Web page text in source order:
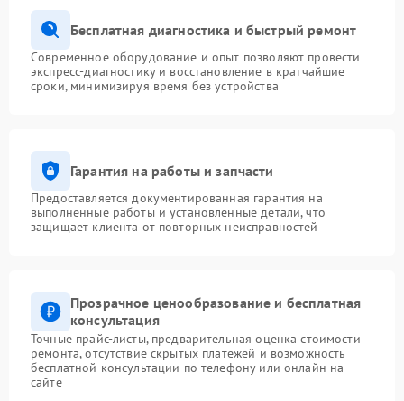
Бесплатная диагностика и быстрый ремонт
Современное оборудование и опыт позволяют провести
экспресс-диагностику и восстановление в кратчайшие
сроки, минимизируя время без устройства
Гарантия на работы и запчасти
Предоставляется документированная гарантия на
выполненные работы и установленные детали, что
защищает клиента от повторных неисправностей
Прозрачное ценообразование и бесплатная
консультация
Точные прайс-листы, предварительная оценка стоимости
ремонта, отсутствие скрытых платежей и возможность
бесплатной консультации по телефону или онлайн на
сайте